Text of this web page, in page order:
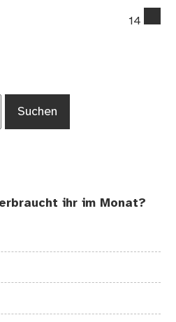
14
ihr im Monat?